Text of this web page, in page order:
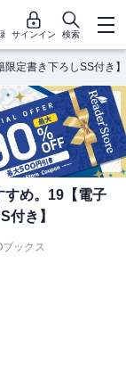
サインイン 検索
定書き下ろしSS付き】
すめ。19【電子
付き】
ブックス